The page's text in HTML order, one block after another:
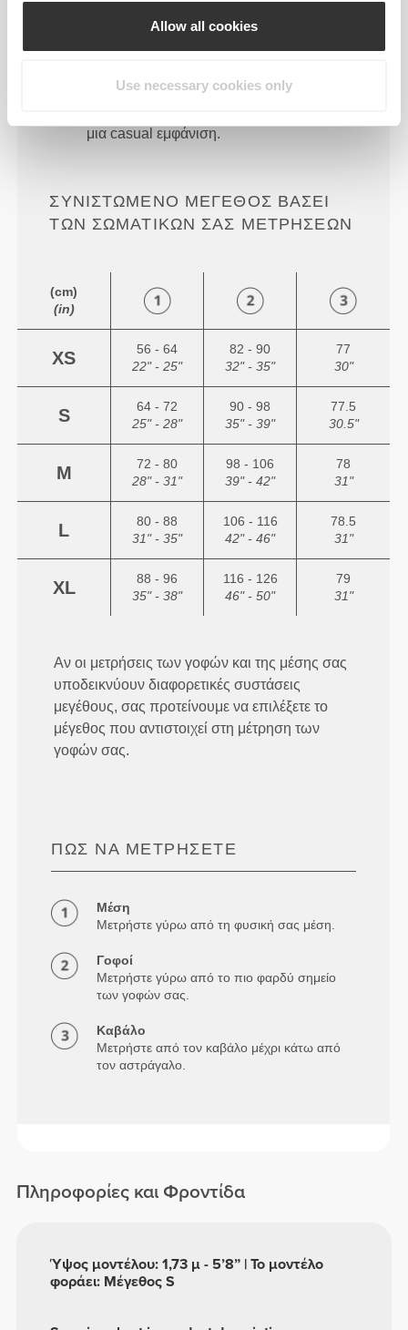
Allow all cookies
Use necessary cookies only
Απόλυτη ελευθερία κινήσεων. Η
μια casual εμφάνιση.
ΣΥΝΙΣΤΏΜΕΝΟ ΜΈΓΕΘΟΣ ΒΆΣΕΙ
ΤΩΝ ΣΩΜΑΤΙΚΏΝ ΣΑΣ ΜΕΤΡΉΣΕΩΝ
(cm)
(in)
XS
56 - 64
22" - 25"
82 - 90
32" - 35"
77
30"
S
64 - 72
25" - 28"
90 - 98
35" - 39"
77.5
30.5"
M
72 - 80
28" - 31"
98 - 106
39" - 42"
78
31"
L
80 - 88
31" - 35"
106 - 116
42" - 46"
78.5
31"
XL
88 - 96
35" - 38"
116 - 126
46" - 50"
79
31"
Αν οι μετρήσεις των γοφών και της μέσης σας
υποδεικνύουν διαφορετικές συστάσεις
μεγέθους, σας προτείνουμε να επιλέξετε το
μέγεθος που αντιστοιχεί στη μέτρηση των
γοφών σας.
ΠΏΣ ΝΑ ΜΕΤΡΉΣΕΤΕ
Μέση
Μετρήστε γύρω από τη φυσική σας μέση.
Γοφοί
Μετρήστε γύρω από το πιο φαρδύ σημείο
των γοφών σας.
Καβάλο
Μετρήστε από τον καβάλο μέχρι κάτω από
τον αστράγαλο.
Πληροφορίες και Φροντίδα
Ύψος μοντέλου: 1,73 μ - 5’8” | Το μοντέλο
φοράει: Μέγεθος S